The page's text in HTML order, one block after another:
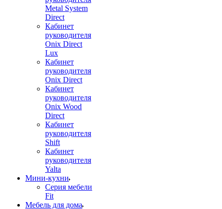
Metal System
Direct
Кабинет
руководителя
Onix Direct
Lux
Кабинет
руководителя
Onix Direct
Кабинет
руководителя
Onix Wood
Direct
Кабинет
руководителя
Shift
Кабинет
руководителя
Yalta
Мини-кухни
Серия мебели
Fit
Мебель для дома